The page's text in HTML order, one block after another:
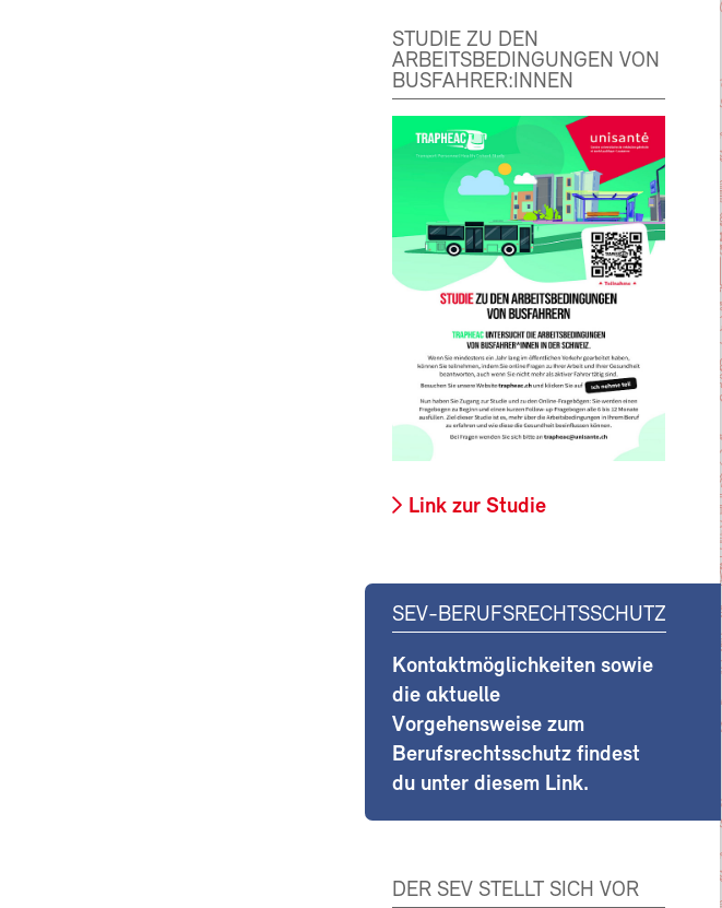
STUDIE ZU DEN
ARBEITSBEDINGUNGEN VON
BUSFAHRER:INNEN
Link zur Studie
SEV-BERUFSRECHTSSCHUTZ
Kontaktmöglichkeiten sowie
die aktuelle
Vorgehensweise zum
Berufsrechtsschutz findest
du unter diesem Link.
DER SEV STELLT SICH VOR